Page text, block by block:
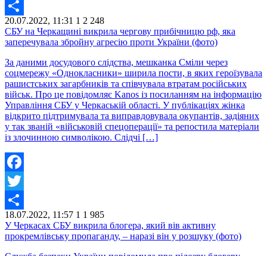
Twitter
Share
20.07.2022, 11:31 1 2 248
СБУ на Черкащині викрила чергову прибічницю рф, яка
заперечувала збройну агресію проти України (фото)
За даними досудового слідства, мешканка Сміли через
соцмережу «Однокласники» ширила пости, в яких героїзувала
рашистських загарбників та співчувала втратам російських
військ. Про це повідомляє Kanos із посиланням на інформацію
Управління СБУ у Черкаській області. У публікаціях жінка
відкрито підтримувала та виправдовувала окупантів, задіяних
у так званій «військовій спецоперації» та репостила матеріали
із злочинною символікою. Слідчі […]
Facebook
Twitter
Share
18.07.2022, 11:57 1 1 985
У Черкасах СБУ викрила блогера, який вів активну
прокремлівську пропаганду, – наразі він у розшуку (фото)